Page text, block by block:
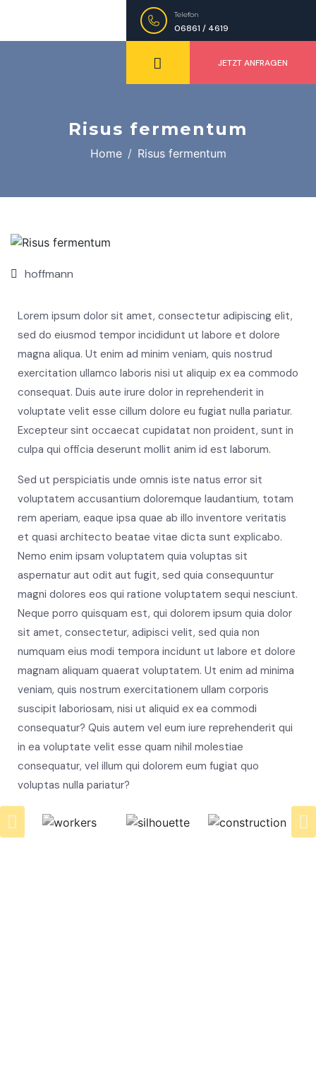
06861 / 4619
Telefon
JETZT ANFRAGEN
Risus fermentum
Home Risus fermentum
hoffmann
Lorem ipsum dolor sit amet, consectetur adipiscing elit,
sed do eiusmod tempor incididunt ut labore et dolore
magna aliqua. Ut enim ad minim veniam, quis nostrud
exercitation ullamco laboris nisi ut aliquip ex ea commodo
consequat. Duis aute irure dolor in reprehenderit in
voluptate velit esse cillum dolore eu fugiat nulla pariatur.
Excepteur sint occaecat cupidatat non proident, sunt in
culpa qui officia deserunt mollit anim id est laborum.
Sed ut perspiciatis unde omnis iste natus error sit
voluptatem accusantium doloremque laudantium, totam
rem aperiam, eaque ipsa quae ab illo inventore veritatis
et quasi architecto beatae vitae dicta sunt explicabo.
Nemo enim ipsam voluptatem quia voluptas sit
aspernatur aut odit aut fugit, sed quia consequuntur
magni dolores eos qui ratione voluptatem sequi nesciunt.
Neque porro quisquam est, qui dolorem ipsum quia dolor
sit amet, consectetur, adipisci velit, sed quia non
numquam eius modi tempora incidunt ut labore et dolore
magnam aliquam quaerat voluptatem. Ut enim ad minima
veniam, quis nostrum exercitationem ullam corporis
suscipit laboriosam, nisi ut aliquid ex ea commodi
consequatur? Quis autem vel eum iure reprehenderit qui
in ea voluptate velit esse quam nihil molestiae
consequatur, vel illum qui dolorem eum fugiat quo
voluptas nulla pariatur?